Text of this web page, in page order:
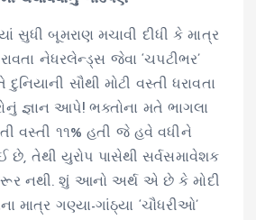
સુધી બૂમરાણ મચાવી દીધી કે માત્ર
નેધરલેન્ડ્સ જેવા ‘ચપટીભર’
સૌથી મોટી વસ્તી ધરાવતા
જ્ઞાન આપે! ભક્તોના મતે ભાગલા
વસ્તી ૧૧% હતી જે હવે વધીને
છે, તેથી યુરોપ પાસેથી સર્વસમાવેશક
જરૂર નથી. શું આનો અર્થ એ છે કે મોદી
માત્ર ગણ્યા-ગાંઠ્યા ‘ચૌધરીઓ’